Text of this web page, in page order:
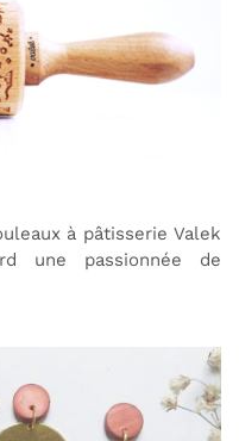
à pâtisserie Valek
une passionnée de